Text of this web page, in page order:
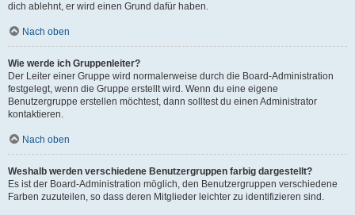
dich ablehnt, er wird einen Grund dafür haben.
Nach oben
Wie werde ich Gruppenleiter?
Der Leiter einer Gruppe wird normalerweise durch die Board-Administration
festgelegt, wenn die Gruppe erstellt wird. Wenn du eine eigene
Benutzergruppe erstellen möchtest, dann solltest du einen Administrator
kontaktieren.
Nach oben
Weshalb werden verschiedene Benutzergruppen farbig dargestellt?
Es ist der Board-Administration möglich, den Benutzergruppen verschiedene
Farben zuzuteilen, so dass deren Mitglieder leichter zu identifizieren sind.